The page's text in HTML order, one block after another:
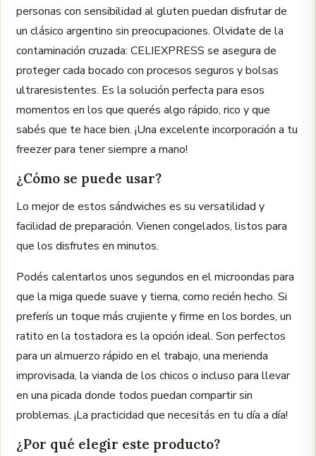
personas con sensibilidad al gluten puedan disfrutar de
un clásico argentino sin preocupaciones. Olvidate de la
contaminación cruzada: CELIEXPRESS se asegura de
proteger cada bocado con procesos seguros y bolsas
ultraresistentes. Es la solución perfecta para esos
momentos en los que querés algo rápido, rico y que
sabés que te hace bien. ¡Una excelente incorporación a tu
freezer para tener siempre a mano!
¿Cómo se puede usar?
Lo mejor de estos sándwiches es su versatilidad y
facilidad de preparación. Vienen congelados, listos para
que los disfrutes en minutos.
Podés calentarlos unos segundos en el microondas para
que la miga quede suave y tierna, como recién hecho. Si
preferís un toque más crujiente y firme en los bordes, un
ratito en la tostadora es la opción ideal. Son perfectos
para un almuerzo rápido en el trabajo, una merienda
improvisada, la vianda de los chicos o incluso para llevar
en una picada donde todos puedan compartir sin
problemas. ¡La practicidad que necesitás en tu día a día!
¿Por qué elegir este producto?